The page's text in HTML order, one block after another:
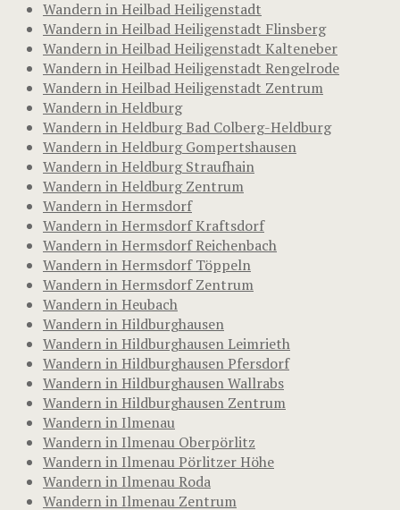
Wandern in Heilbad Heiligenstadt
Wandern in Heilbad Heiligenstadt Flinsberg
Wandern in Heilbad Heiligenstadt Kalteneber
Wandern in Heilbad Heiligenstadt Rengelrode
Wandern in Heilbad Heiligenstadt Zentrum
Wandern in Heldburg
Wandern in Heldburg Bad Colberg-Heldburg
Wandern in Heldburg Gompertshausen
Wandern in Heldburg Straufhain
Wandern in Heldburg Zentrum
Wandern in Hermsdorf
Wandern in Hermsdorf Kraftsdorf
Wandern in Hermsdorf Reichenbach
Wandern in Hermsdorf Töppeln
Wandern in Hermsdorf Zentrum
Wandern in Heubach
Wandern in Hildburghausen
Wandern in Hildburghausen Leimrieth
Wandern in Hildburghausen Pfersdorf
Wandern in Hildburghausen Wallrabs
Wandern in Hildburghausen Zentrum
Wandern in Ilmenau
Wandern in Ilmenau Oberpörlitz
Wandern in Ilmenau Pörlitzer Höhe
Wandern in Ilmenau Roda
Wandern in Ilmenau Zentrum